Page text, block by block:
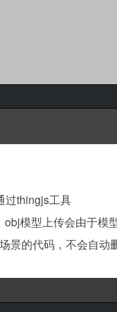
过thingjs工具
模型上传会由于模
景的代码，不会自动